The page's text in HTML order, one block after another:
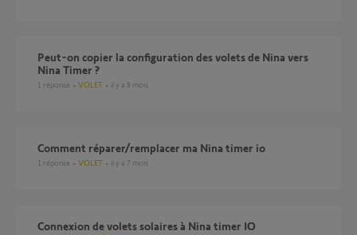
Peut-on copier la configuration des volets de Nina vers
Nina Timer ?
1 réponse VOLET il y a 8 mois
Comment réparer/remplacer ma Nina timer io
1 réponse VOLET il y a 7 mois
Connexion de volets solaires à Nina timer IO